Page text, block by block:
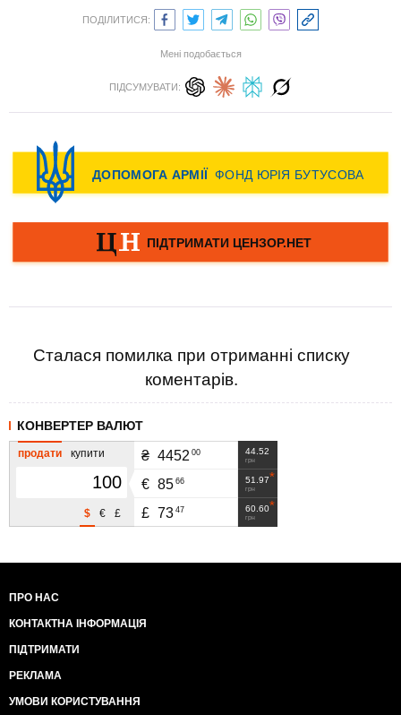
ПОДІЛИТИСЯ:
Мені подобається
ПІДСУМУВАТИ:
Сталася помилка при отриманні списку
коментарів.
КОНВЕРТЕР ВАЛЮТ
продати купити
£
€
$
44.52
грн
₴ 4452 00
51.97
грн
€ 85 66
60.60
грн
£ 73 47
ПРО НАС
КОНТАКТНА ІНФОРМАЦІЯ
ПІДТРИМАТИ
РЕКЛАМА
УМОВИ КОРИСТУВАННЯ